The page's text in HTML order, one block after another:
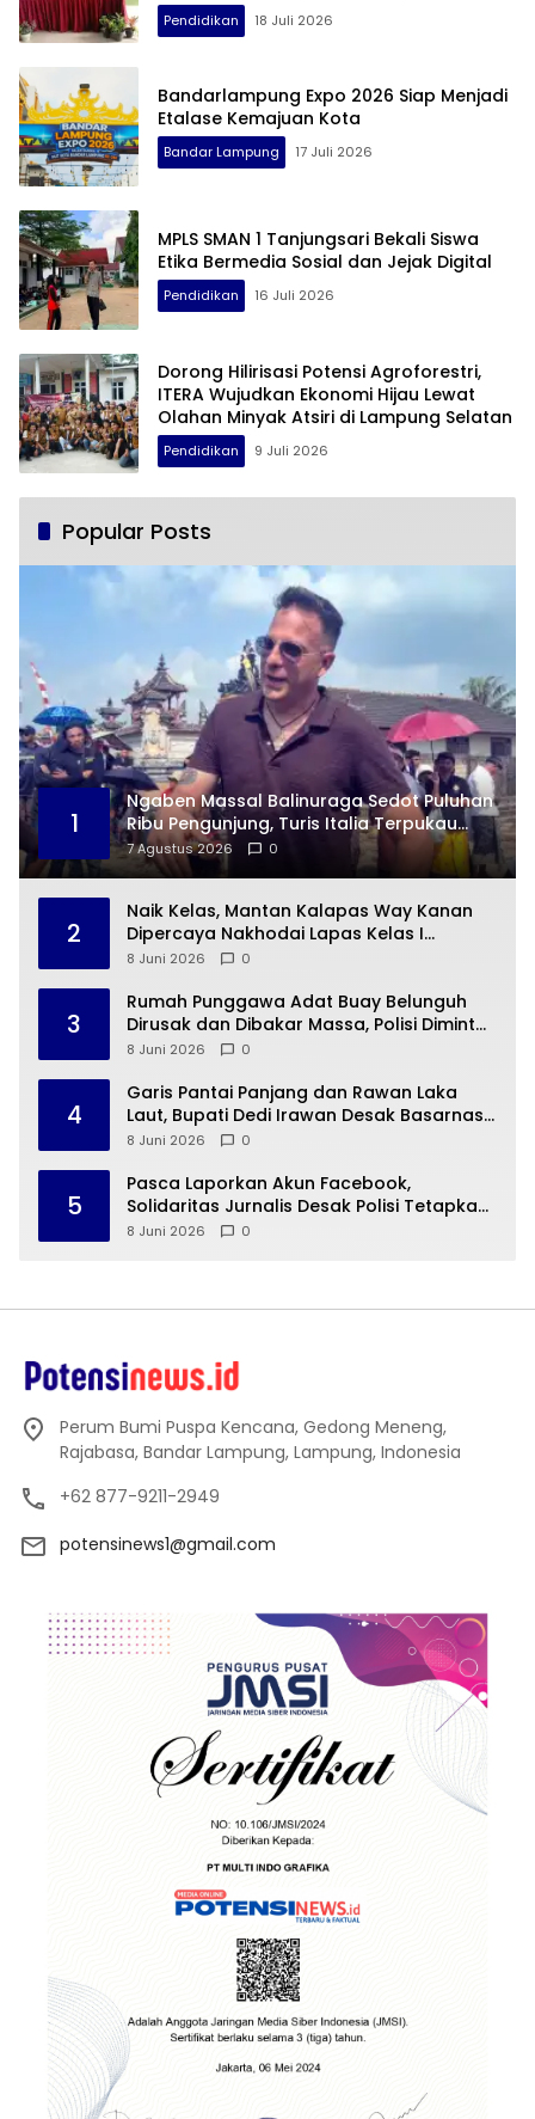
Pendidikan 18 Juli 2026
Bandarlampung Expo 2026 Siap Menjadi
Etalase Kemajuan Kota
Bandar Lampung 17 Juli 2026
MPLS SMAN 1 Tanjungsari Bekali Siswa
Etika Bermedia Sosial dan Jejak Digital
Pendidikan 16 Juli 2026
Dorong Hilirisasi Potensi Agroforestri,
ITERA Wujudkan Ekonomi Hijau Lewat
Olahan Minyak Atsiri di Lampung Selatan
Pendidikan 9 Juli 2026
Popular Posts
1
Ngaben Massal Balinuraga Sedot Puluhan
Ribu Pengunjung, Turis Italia Terpukau
dengan Budaya Indonesia
7 Agustus 2026 0
2
Naik Kelas, Mantan Kalapas Way Kanan
Dipercaya Nakhodai Lapas Kelas I
Cipinang
8 Juni 2026 0
3
Rumah Punggawa Adat Buay Belunguh
Dirusak dan Dibakar Massa, Polisi Diminta
Bertindak Cepat
8 Juni 2026 0
4
Garis Pantai Panjang dan Rawan Laka
Laut, Bupati Dedi Irawan Desak Basarnas
Buka Pos SAR di Pesibar
8 Juni 2026 0
5
Pasca Laporkan Akun Facebook,
Solidaritas Jurnalis Desak Polisi Tetapkan
Status Hukum Terlapor
8 Juni 2026 0
Perum Bumi Puspa Kencana, Gedong Meneng,
Rajabasa, Bandar Lampung, Lampung, Indonesia
+62 877-9211-2949
potensinews1@gmail.com